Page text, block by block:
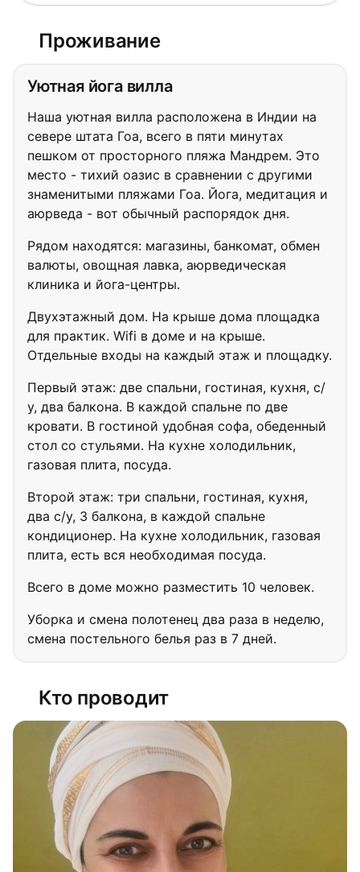
Проживание
Уютная йога вилла
Наша уютная вилла расположена в Индии на
севере штата Гоа, всего в пяти минутах
пешком от просторного пляжа Мандрем. Это
место - тихий оазис в сравнении с другими
знаменитыми пляжами Гоа. Йога, медитация и
аюрведа - вот обычный распорядок дня.
Рядом находятся: магазины, банкомат, обмен
валюты, овощная лавка, аюрведическая
клиника и йога-центры.
​Двухэтажный дом. На крыше дома площадка
для практик. Wifi в доме и на крыше.
Отдельные входы на каждый этаж и площадку.
Первый этаж: две спальни, гостиная, кухня, с/
у, два балкона. В каждой спальне по две
кровати. В гостиной удобная софа, обеденный
стол со стульями. На кухне холодильник,
газовая плита, посуда.
Второй этаж: три спальни, гостиная, кухня,
два с/у, 3 балкона, в каждой спальне
кондиционер. На кухне холодильник, газовая
плита, есть вся необходимая посуда.
Всего в доме можно разместить 10 человек.
Уборка и смена полотенец два раза в неделю,
смена постельного белья раз в 7 дней.
Кто проводит